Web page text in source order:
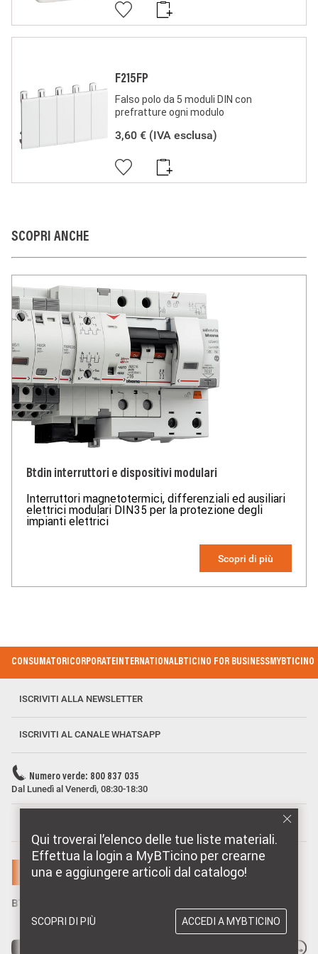
F215FP
Falso polo da 5 moduli DIN con
prefratture ogni modulo
3,60 € (IVA esclusa)
SCOPRI ANCHE
Btdin interruttori e dispositivi modulari
Interruttori magnetotermici, differenziali ed ausiliari
elettrici modulari DIN35 per la protezione degli
impianti elettrici
Scopri di più
Qui troverai l’elenco delle tue liste materiali.
Effettua la login a MyBTicino per crearne
una e aggiungere articoli dal catalogo!
SCOPRI DI PIÙ ACCEDI A MYBTICINO
Footer Menu
CONSUMATORICORPORATEINTERNATIONALBTICINO FOR BUSINESSMYBTICINO
ISCRIVITI ALLA NEWSLETTER
ISCRIVITI AL CANALE WHATSAPP
Numero verde: 800 837 035
Dal Lunedì al Venerdì, 08:30-18:30